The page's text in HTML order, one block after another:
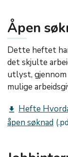
Åpen
Dette heftet
det skjulte
utlyst,
mulige
get_app Hefte
åpen søknad